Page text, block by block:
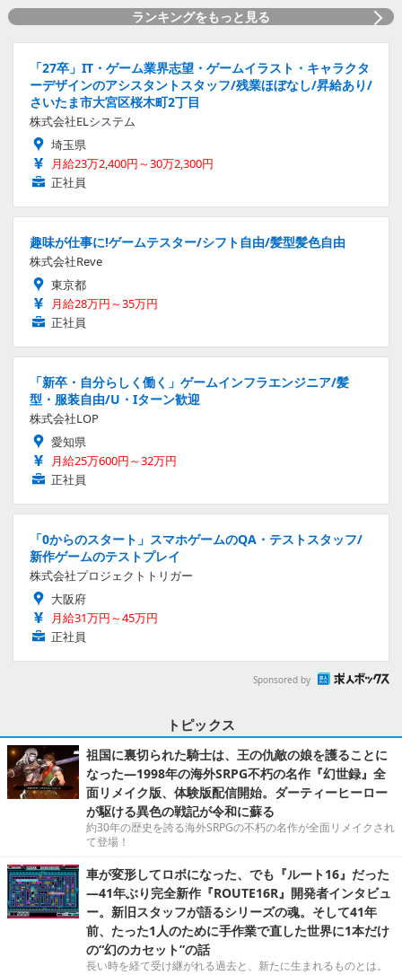
ランキングをもっと見る
「27卒」IT・ゲーム業界志望・ゲームイラスト・キャラクタ
ーデザインのアシスタントスタッフ/残業ほぼなし/昇給あり/
さいたま市大宮区桜木町2丁目
株式会社ELシステム
埼玉県
月給23万2,400円～30万2,300円
正社員
趣味が仕事に!ゲームテスター/シフト自由/髪型髪色自由
株式会社Reve
東京都
月給28万円～35万円
正社員
「新卒・自分らしく働く」ゲームインフラエンジニア/髪
型・服装自由/U・Iターン歓迎
株式会社LOP
愛知県
月給25万600円～32万円
正社員
「0からのスタート」スマホゲームのQA・テストスタッフ/
新作ゲームのテストプレイ
株式会社プロジェクトトリガー
大阪府
月給31万円～45万円
正社員
Sponsored by
トピックス
祖国に裏切られた騎士は、王の仇敵の娘を護ることに
なった―1998年の海外SRPG不朽の名作『幻世録』全
面リメイク版、体験版配信開始。ダーティーヒーロー
が駆ける異色の戦記が令和に蘇る
約30年の歴史を誇る海外SRPGの不朽の名作が全面リメイクされ
て登場！
車が変形してロボになった、でも『ルート16』だった
―41年ぶり完全新作『ROUTE16R』開発者インタビュ
ー。新旧スタッフが語るシリーズの魂。そして41年
前、たった1人のために手作業で直した世界に1本だけ
の“幻のカセット”の話
長い時を経て受け継がれる過去と、新たに生まれるものとは。